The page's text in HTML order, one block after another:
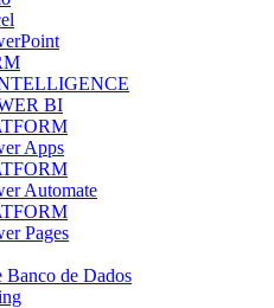
BI
Apps
Automate
Pages
Banco de Dados